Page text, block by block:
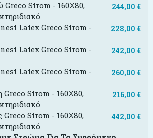
Strom - 160X80,
244,00 €
Latex Greco Strom -
228,00 €
Latex Greco Strom -
242,00 €
Latex Greco Strom -
260,00 €
Strom - 160X80,
216,00 €
Strom - 160X80,
442,00 €